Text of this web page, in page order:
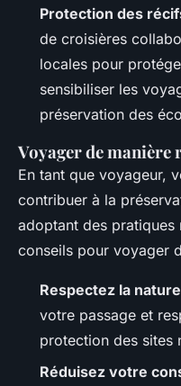
Protection des
de croisières
locales pour
sensibiliser les
préservation des
Voyager de manière
En tant que voyageur,
contribuer à la
adoptant des pratiques
conseils pour voyager
Respectez la nature
votre passage et
protection des sites
Réduisez votre